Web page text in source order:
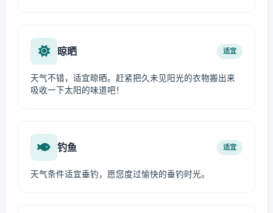
晾晒 适宜
天气不错，适宜晾晒。赶紧把久未见阳光的衣物搬出来
吸收一下太阳的味道吧！
钓鱼 适宜
天气条件适宜垂钓，愿您度过愉快的垂钓时光。